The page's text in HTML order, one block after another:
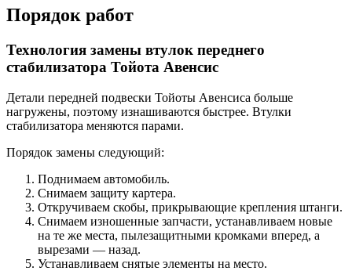
Порядок работ
Технология замены втулок переднего
стабилизатора Тойота Авенсис
Детали передней подвески Тойоты Авенсиса больше
нагружены, поэтому изнашиваются быстрее. Втулки
стабилизатора меняются парами.
Порядок замены следующий:
Поднимаем автомобиль.
Снимаем защиту картера.
Откручиваем скобы, прикрывающие крепления штанги.
Снимаем изношенные запчасти, устанавливаем новые
на те же места, пылезащитными кромками вперед, а
вырезами — назад.
Устанавливаем снятые элементы на место.